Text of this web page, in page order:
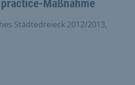
Maßnahme
Städtedreieck 2012/2013,